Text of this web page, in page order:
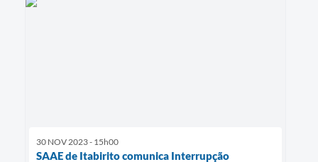
30 NOV 2023 - 15h00
SAAE de Itabirito comunica Interrupção